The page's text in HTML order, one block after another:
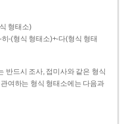
형태소)
­-(형식 형태소)+-다(형식 형태
반드시 조사, 접미사와 같은 형식
여하는 형식 형태소에는 다음과